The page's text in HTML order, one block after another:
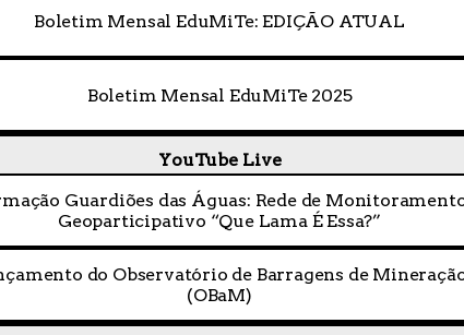
Boletim Mensal EduMiTe: EDIÇÃO ATUAL
Boletim Mensal EduMiTe 2025
YouTube Live
Guardiões das Águas: Rede de
Geoparticipativo “Que Lama É Essa?”
do Observatório de Barragens de
(OBaM)